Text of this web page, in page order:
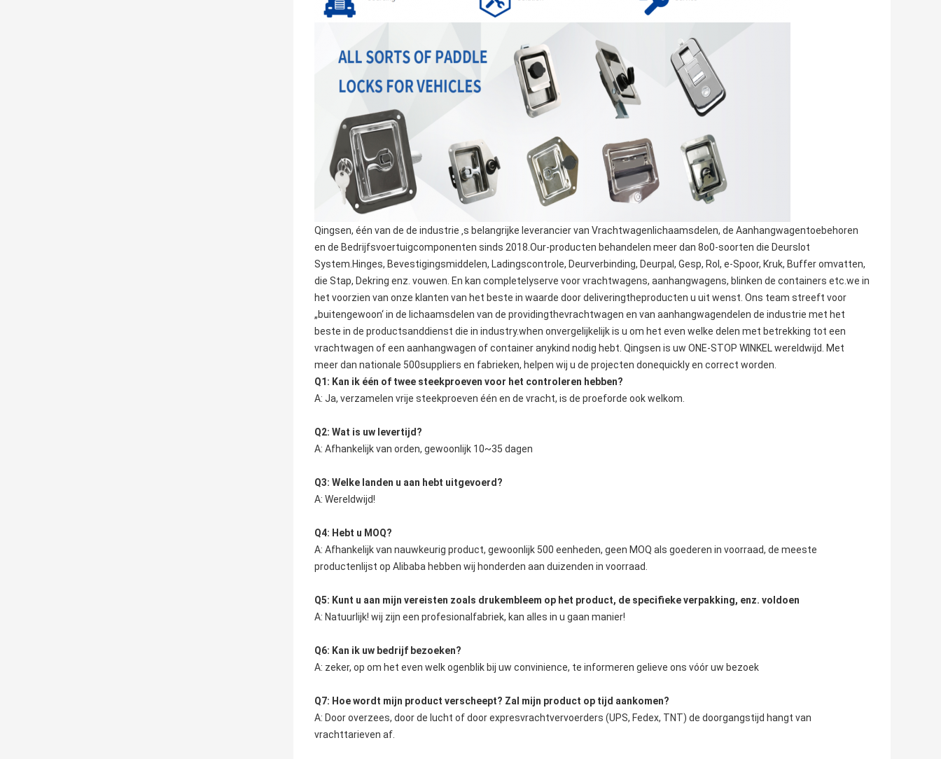
Qingsen, één van de de industrie ‚s belangrijke leverancier van Vrachtwagenlichaamsdelen, de Aanhangwagentoebehoren
en de Bedrijfsvoertuigcomponenten sinds 2018.Our-producten behandelen meer dan 8o0-soorten die Deurslot
System.Hinges, Bevestigingsmiddelen, Ladingscontrole, Deurverbinding, Deurpal, Gesp, Rol, e-Spoor, Kruk, Buffer omvatten,
die Stap, Dekring enz. vouwen. En kan completelyserve voor vrachtwagens, aanhangwagens, blinken de containers etc.we in
het voorzien van onze klanten van het beste in waarde door deliveringtheproducten u uit wenst. Ons team streeft voor
„buitengewoon‘ in de lichaamsdelen van de providingthevrachtwagen en van aanhangwagendelen de industrie met het
beste in de productsanddienst die in industry.when onvergelijkelijk is u om het even welke delen met betrekking tot een
vrachtwagen of een aanhangwagen of container anykind nodig hebt. Qingsen is uw ONE-STOP WINKEL wereldwijd. Met
meer dan nationale 500suppliers en fabrieken, helpen wij u de projecten donequickly en correct worden.
Q1: Kan ik één of twee steekproeven voor het controleren hebben?
A: Ja, verzamelen vrije steekproeven één en de vracht, is de proeforde ook welkom.
Q2: Wat is uw levertijd?
A: Afhankelijk van orden, gewoonlijk 10~35 dagen
Q3: Welke landen u aan hebt uitgevoerd?
A: Wereldwijd!
Q4: Hebt u MOQ?
A: Afhankelijk van nauwkeurig product, gewoonlijk 500 eenheden, geen MOQ als goederen in voorraad, de meeste
productenlijst op Alibaba hebben wij honderden aan duizenden in voorraad.
Q5: Kunt u aan mijn vereisten zoals drukembleem op het product, de specifieke verpakking, enz. voldoen
A: Natuurlijk! wij zijn een profesionalfabriek, kan alles in u gaan manier!
Q6: Kan ik uw bedrijf bezoeken?
A: zeker, op om het even welk ogenblik bij uw convinience, te informeren gelieve ons vóór uw bezoek
Q7: Hoe wordt mijn product verscheept? Zal mijn product op tijd aankomen?
A: Door overzees, door de lucht of door expresvrachtvervoerders (UPS, Fedex, TNT) de doorgangstijd hangt van
vrachttarieven af.